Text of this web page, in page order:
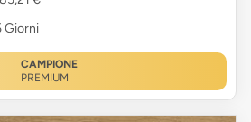
Giorni
CAMPIONE
PREMIUM